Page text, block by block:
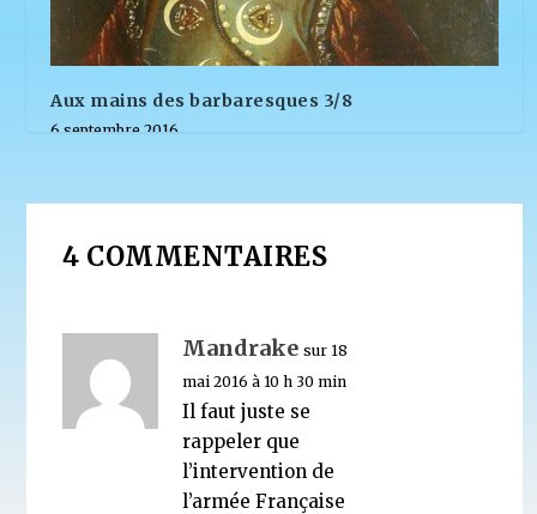
Aux mains des barbaresques 3/8
6 septembre 2016
4 COMMENTAIRES
Mandrake sur 18
mai 2016 à 10 h 30 min
Il faut juste se
rappeler que
l’intervention de
l’armée Française